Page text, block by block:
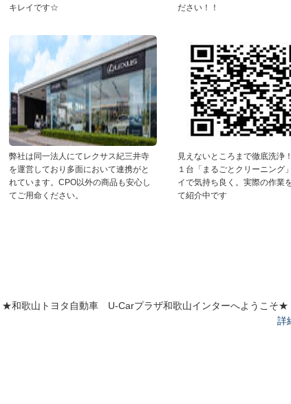
キレイです☆
ださい！！
弊社は同一法人にてレクサス紀三井寺
を運営しており多面において連携がと
れています。CPO以外の商品も安心し
てご用命ください。
見えないところまで徹底洗浄
１台「まるごとクリーニング
イで気持ち良く。実際の作業
て紹介中です
★和歌山トヨタ自動車 U-Carプラザ和歌山インターへようこそ★
詳